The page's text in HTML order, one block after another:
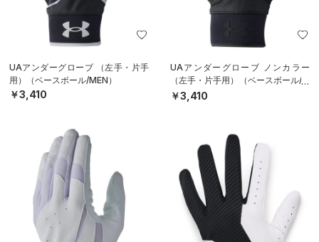
UAアンダーグローブ （左手・片手
用）（ベースボール/MEN）
￥3,410
UAアンダーグローブ ノンカラー
（左手・片手用）（ベースボール/M
EN）
￥3,410